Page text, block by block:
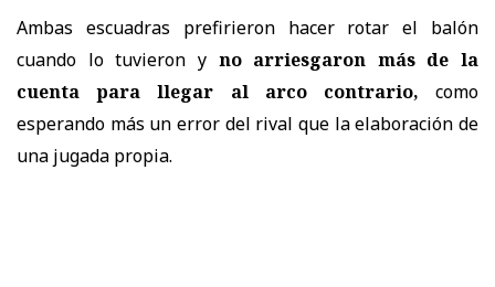
Ambas escuadras prefirieron hacer rotar el balón
cuando lo tuvieron y no arriesgaron más de la
cuenta para llegar al arco contrario, como
esperando más un error del rival que la elaboración de
una jugada propia.